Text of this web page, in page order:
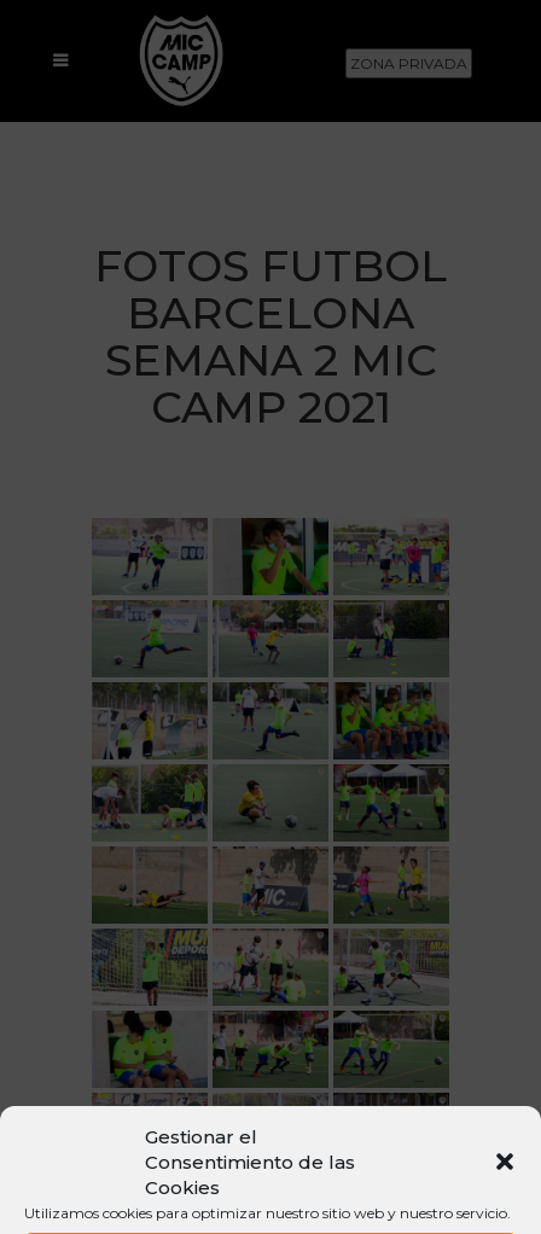
Gestionar el
Consentimiento de las
Cookies
Utilizamos cookies para optimizar nuestro sitio web y nuestro servicio.
ZONA PRIVADA
FOTOS FUTBOL
BARCELONA
SEMANA 2 MIC
CAMP 2021